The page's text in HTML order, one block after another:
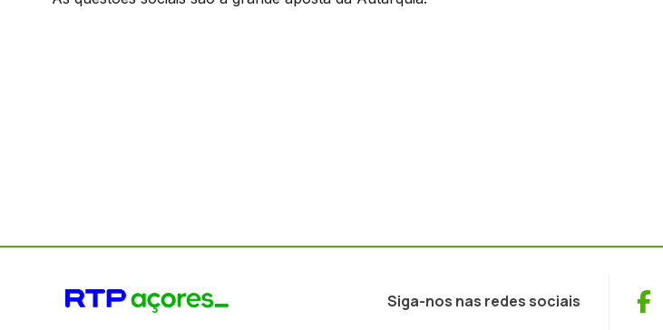
Siga-nos nas redes sociais